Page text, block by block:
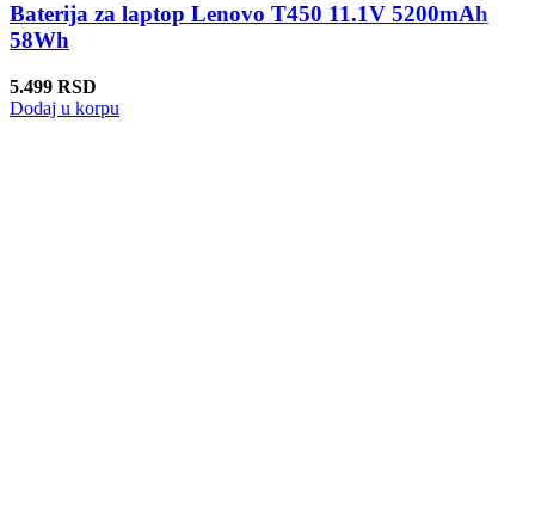
Baterija za laptop Lenovo T450 11.1V 5200mAh
58Wh
5.499 RSD
Dodaj u korpu